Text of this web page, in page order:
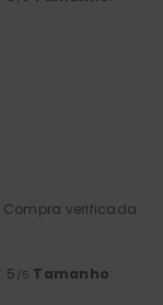
Compra verificada
: 5 /5 Tamanho: